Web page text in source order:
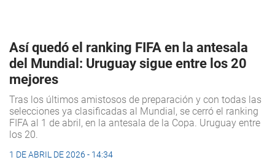
Así quedó el ranking FIFA en la antesala
del Mundial: Uruguay sigue entre los 20
mejores
Tras los últimos amistosos de preparación y con todas las
selecciones ya clasificadas al Mundial, se cerró el ranking
FIFA al 1 de abril, en la antesala de la Copa. Uruguay entre
los 20.
1 DE ABRIL DE 2026 - 14:34